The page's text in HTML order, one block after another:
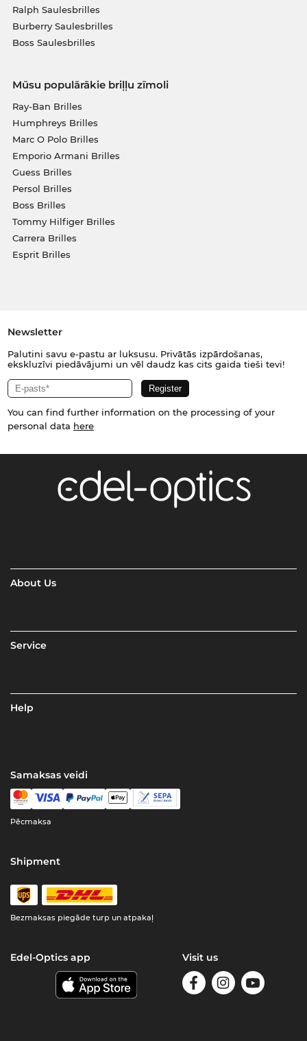
Ralph Saulesbrilles
Burberry Saulesbrilles
Boss Saulesbrilles
Mūsu populārākie briļļu zīmoli
Ray-Ban Brilles
Humphreys Brilles
Marc O Polo Brilles
Emporio Armani Brilles
Guess Brilles
Persol Brilles
Boss Brilles
Tommy Hilfiger Brilles
Carrera Brilles
Esprit Brilles
Newsletter
Palutini savu e-pastu ar luksusu. Privātās izpārdošanas,
ekskluzīvi piedāvājumi un vēl daudz kas cits gaida tieši tevi!
You can find further information on the processing of your
personal data here
About Us
Service
Help
Samaksas veidi
Pēcmaksa
Shipment
Bezmaksas piegāde turp un atpakaļ
Edel-Optics app Visit us